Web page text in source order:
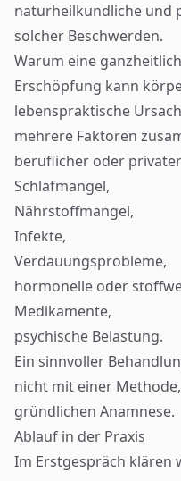
naturheilkundliche und
solcher Beschwerden.
Warum eine
Erschöpfung kann
lebenspraktische
mehrere Faktoren
beruflicher oder
Schlafmangel,
Nährstoffmangel,
Infekte,
Verdauungsprobleme,
hormonelle oder
Medikamente,
psychische Belastung.
Ein sinnvoller
nicht mit einer
gründlichen Anamnese.
Ablauf in der Praxis
Im Erstgespräch klären